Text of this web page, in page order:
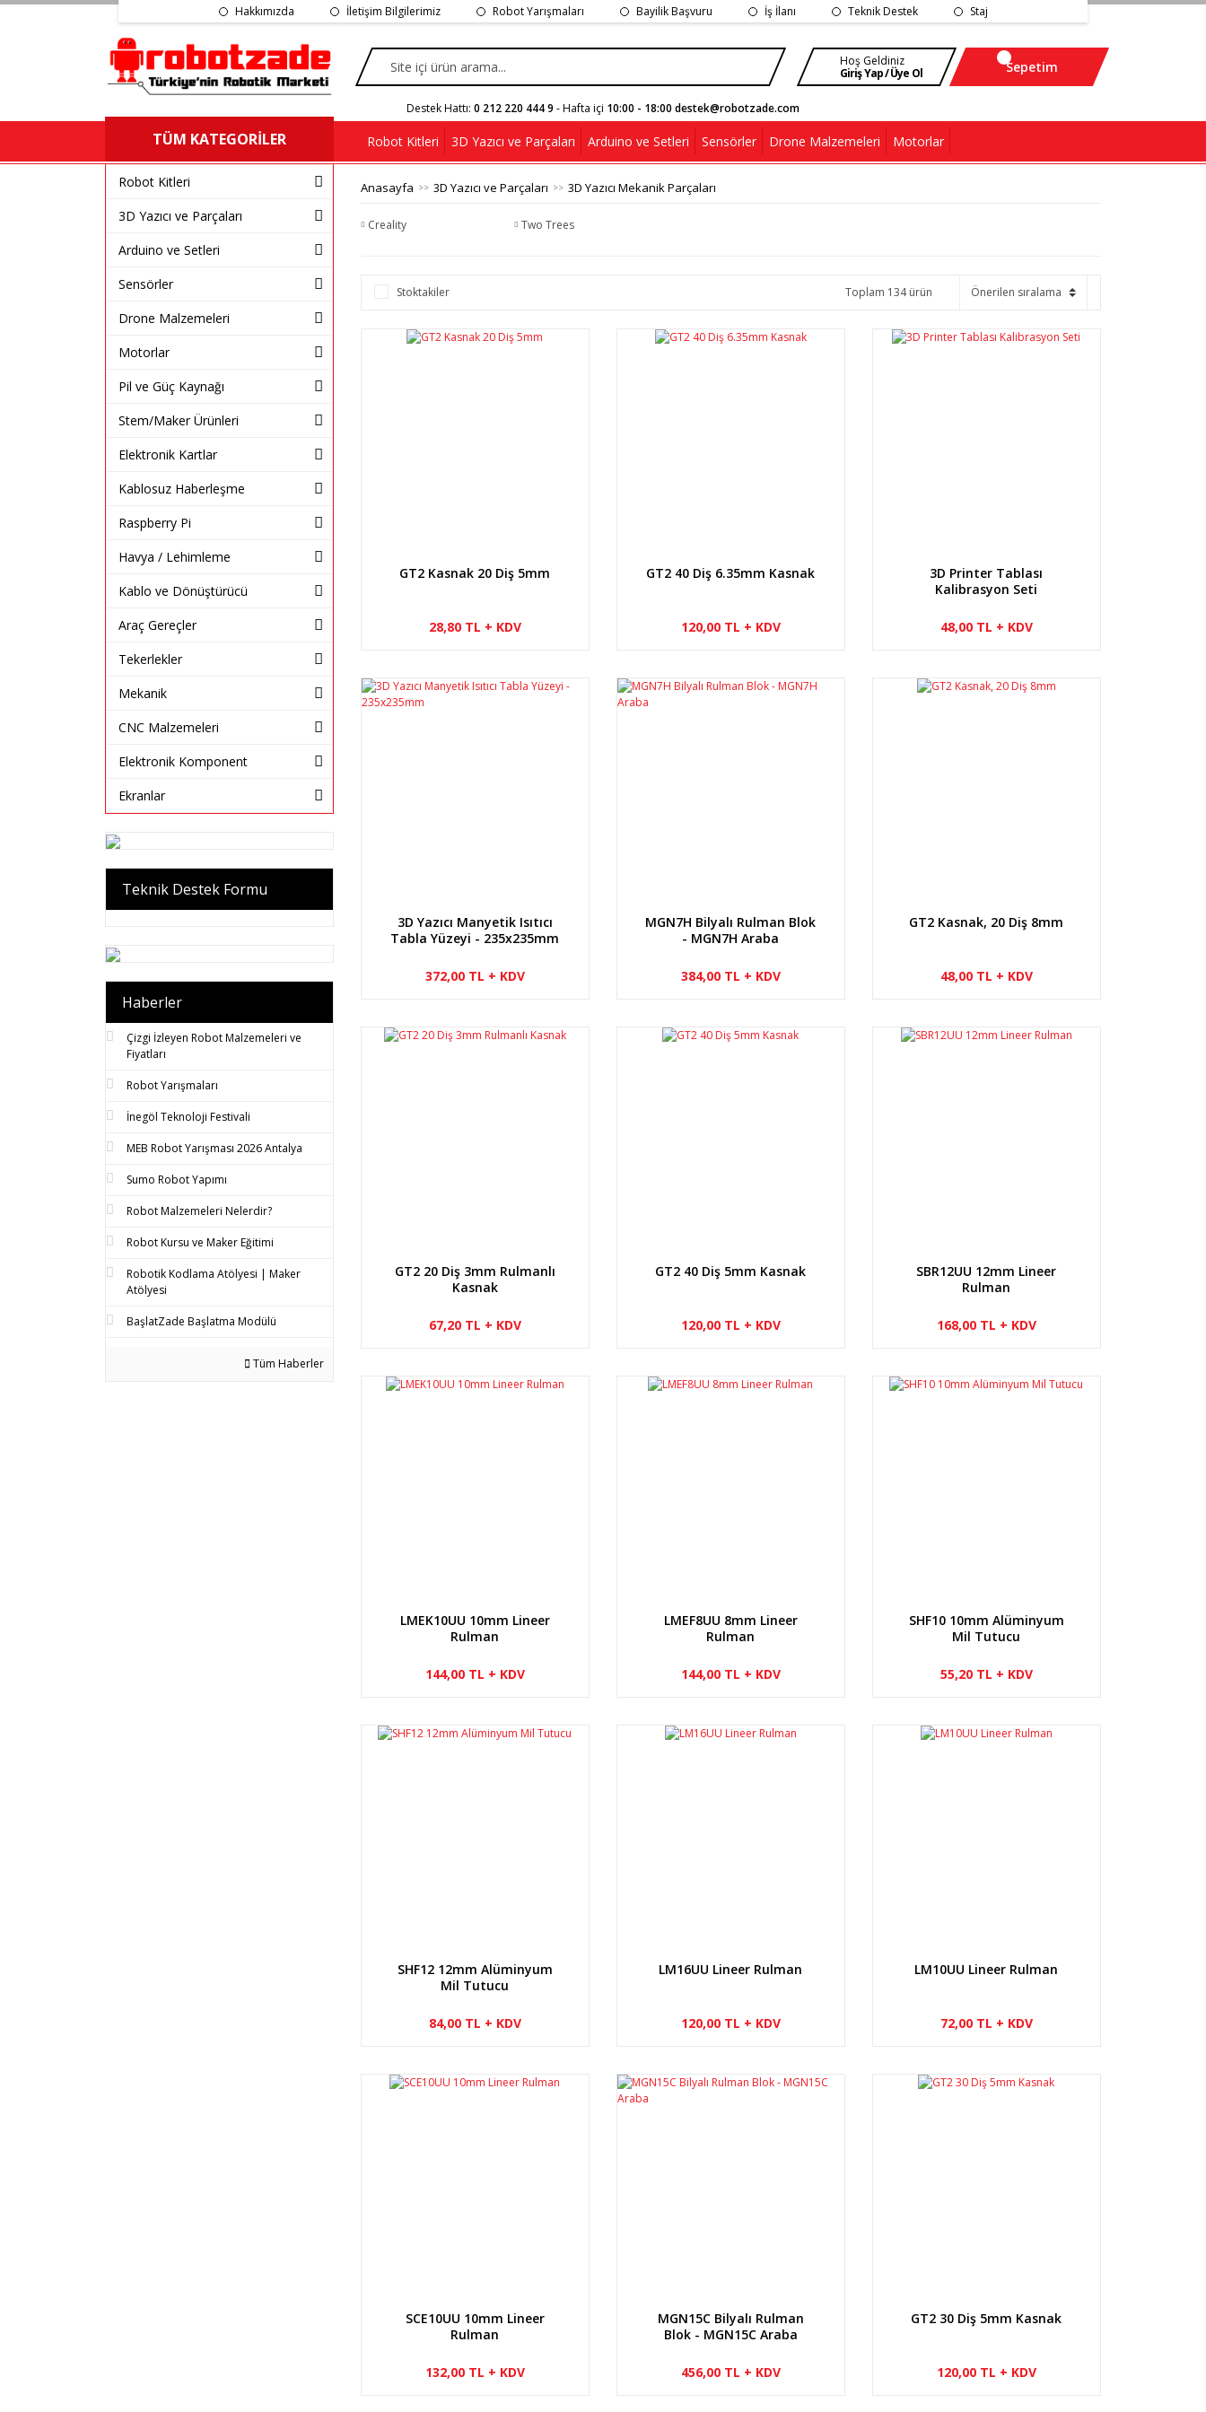
Hakkımızda İletişim Bilgilerimiz Robot Yarışmaları Bayilik Başvuru İş İlanı Teknik Destek Staj
Hoş Geldiniz
Giriş Yap / Üye Ol
Sepetim
Destek Hattı: 0 212 220 444 9 - Hafta içi 10:00 - 18:00 destek@robotzade.com
TÜM KATEGORİLER Robot Kitleri 3D Yazıcı ve Parçaları Arduino ve Setleri Sensörler Drone Malzemeleri Motorlar
Robot Kitleri
3D Yazıcı ve Parçaları
Arduino ve Setleri
Sensörler
Drone Malzemeleri
Motorlar
Pil ve Güç Kaynağı
Stem/Maker Ürünleri
Elektronik Kartlar
Kablosuz Haberleşme
Raspberry Pi
Havya / Lehimleme
Kablo ve Dönüştürücü
Araç Gereçler
Tekerlekler
Mekanik
CNC Malzemeleri
Elektronik Komponent
Ekranlar
Teknik Destek Formu
Haberler
Çizgi İzleyen Robot Malzemeleri ve
Fiyatları
Robot Yarışmaları
İnegöl Teknoloji Festivali
MEB Robot Yarışması 2026 Antalya
Sumo Robot Yapımı
Robot Malzemeleri Nelerdir?
Robot Kursu ve Maker Eğitimi
Robotik Kodlama Atölyesi | Maker
Atölyesi
BaşlatZade Başlatma Modülü
Tüm Haberler
Anasayfa 3D Yazıcı ve Parçaları 3D Yazıcı Mekanik Parçaları
Creality Two Trees
Stoktakiler Toplam 134 ürün
GT2 Kasnak 20 Diş 5mm
28,80 TL + KDV
GT2 40 Diş 6.35mm Kasnak
120,00 TL + KDV
3D Printer Tablası
Kalibrasyon Seti
48,00 TL + KDV
3D Yazıcı Manyetik Isıtıcı
Tabla Yüzeyi - 235x235mm
372,00 TL + KDV
MGN7H Bilyalı Rulman Blok
- MGN7H Araba
384,00 TL + KDV
GT2 Kasnak, 20 Diş 8mm
48,00 TL + KDV
GT2 20 Diş 3mm Rulmanlı
Kasnak
67,20 TL + KDV
GT2 40 Diş 5mm Kasnak
120,00 TL + KDV
SBR12UU 12mm Lineer
Rulman
168,00 TL + KDV
LMEK10UU 10mm Lineer
Rulman
144,00 TL + KDV
LMEF8UU 8mm Lineer
Rulman
144,00 TL + KDV
SHF10 10mm Alüminyum
Mil Tutucu
55,20 TL + KDV
SHF12 12mm Alüminyum
Mil Tutucu
84,00 TL + KDV
LM16UU Lineer Rulman
120,00 TL + KDV
LM10UU Lineer Rulman
72,00 TL + KDV
SCE10UU 10mm Lineer
Rulman
132,00 TL + KDV
MGN15C Bilyalı Rulman
Blok - MGN15C Araba
456,00 TL + KDV
GT2 30 Diş 5mm Kasnak
120,00 TL + KDV